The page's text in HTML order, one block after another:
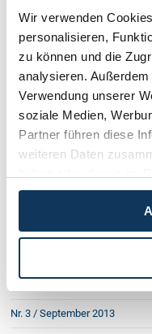
Wir verwenden
personalisieren,
zu können und die
analysieren.
Verwendung unserer
soziale Medien,
Partner führen diese
weiteren Daten
gesammelt haben.
Die stille Revolution
Schadenersatz nach
Unterhalt: Neue
Klarstellung beim
Vorkaufsrecht:
Verspätete Bilanzvorlage
Gewährleistung auf
Nr. 3 / Juni 2014
Nr. 3 / September 2013